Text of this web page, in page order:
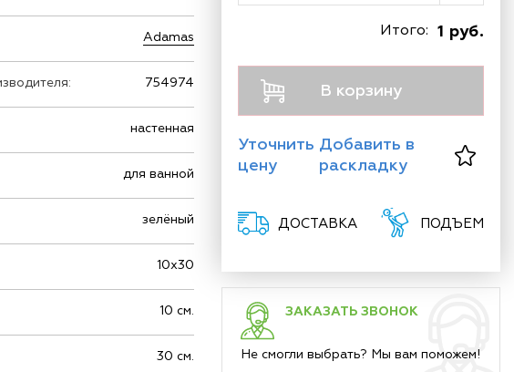
Adamas
754974
настенная
для ванной
зелёный
10х30
10 см.
30 см.
1 руб.
Итого:
В корзину
Уточнить
цену
Добавить в
раскладку
ДОСТАВКА ПОДЪЕМ
ЗАКАЗАТЬ ЗВОНОК
Не смогли выбрать? Мы вам поможем!